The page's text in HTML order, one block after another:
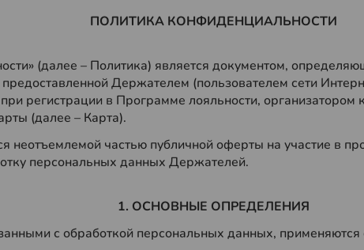
ПОЛИТИКА КОНФИДЕНЦИАЛЬНОСТИ
(далее – Политика) является документом,
Держателем (пользователем сети
регистрации в Программе лояльности, организатором
(далее – Карта).
неотъемлемой частью публичной оферты на участие в
персональных данных Держателей.
1. ОСНОВНЫЕ ОПРЕДЕЛЕНИЯ
с обработкой персональных данных,